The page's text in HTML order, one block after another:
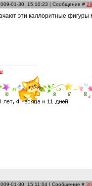
01-30, 15:10:23 | Сообщение # 29
эти каллоритные
01-30, 15:11:04 | Сообщение # 30